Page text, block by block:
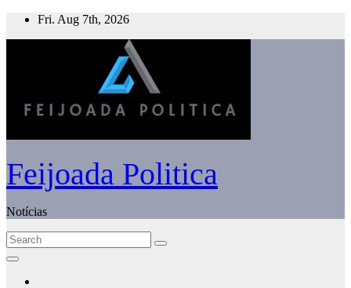
Skip
Fri. Aug 7th, 2026
Feijoada Politica
Notícias